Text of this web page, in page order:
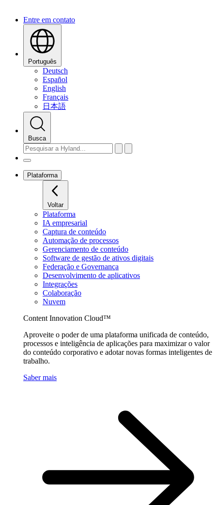
Entre em contato
Português
Deutsch
Español
English
Français
日本語
Busca
Plataforma
Voltar
Plataforma
IA empresarial
Captura de conteúdo
Automação de processos
Gerenciamento de conteúdo
Software de gestão de ativos digitais
Federação e Governança
Desenvolvimento de aplicativos
Integrações
Colaboração
Nuvem
Content Innovation Cloud™
Aproveite o poder de uma plataforma unificada de conteúdo,
processos e inteligência de aplicações para maximizar o valor
do conteúdo corporativo e adotar novas formas inteligentes de
trabalho.
Saber mais